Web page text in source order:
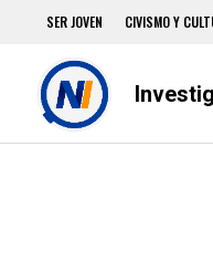
SER JOVEN CIVISMO Y